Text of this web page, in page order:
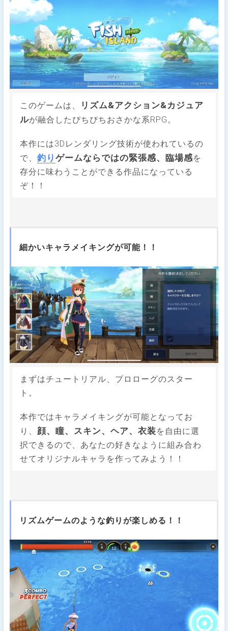
このゲームは、
リズム&アクション&カジュア
ルが融合したぴちぴちおさかな系RPG。
本作には3Dレンダリング技術が使われているの
で、釣りゲームならではの緊張感、臨場感を
存分に味わうことができる作品になっている
ぞ！！
細かいキャラメイキングが可能！！
まずはチュートリアル、プロローグのスター
ト。
本作ではキャラメイキングが可能となってお
り、 顔、瞳、スキン、ヘア、衣装を自由に選
択できるので、あなたの好きなように組み合わ
せてオリジナルキャラを作ってみよう！！
リズムゲームのような釣りが楽しめる！！